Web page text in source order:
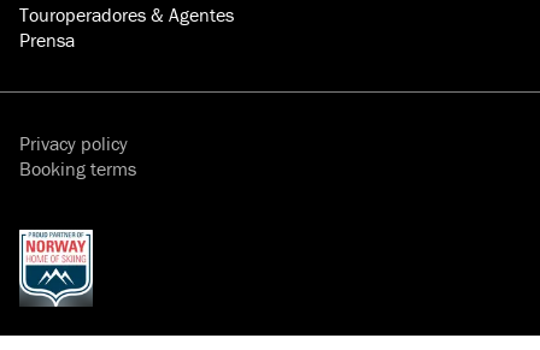
Touroperadores & Agentes
Prensa
Privacy policy
Booking terms